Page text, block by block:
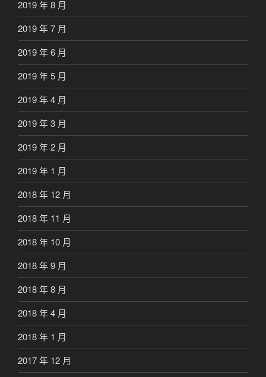
2019 年 8 月
2019 年 7 月
2019 年 6 月
2019 年 5 月
2019 年 4 月
2019 年 3 月
2019 年 2 月
2019 年 1 月
2018 年 12 月
2018 年 11 月
2018 年 10 月
2018 年 9 月
2018 年 8 月
2018 年 4 月
2018 年 1 月
2017 年 12 月